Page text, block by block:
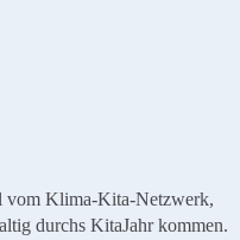
vom Klima-Kita-Netzwerk,
durchs KitaJahr kommen.